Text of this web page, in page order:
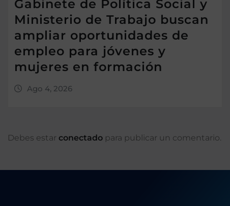
Gabinete de Política Social y
Ministerio de Trabajo buscan
ampliar oportunidades de
empleo para jóvenes y
mujeres en formación
Ago 4, 2026
Debes estar conectado para publicar un comentario.